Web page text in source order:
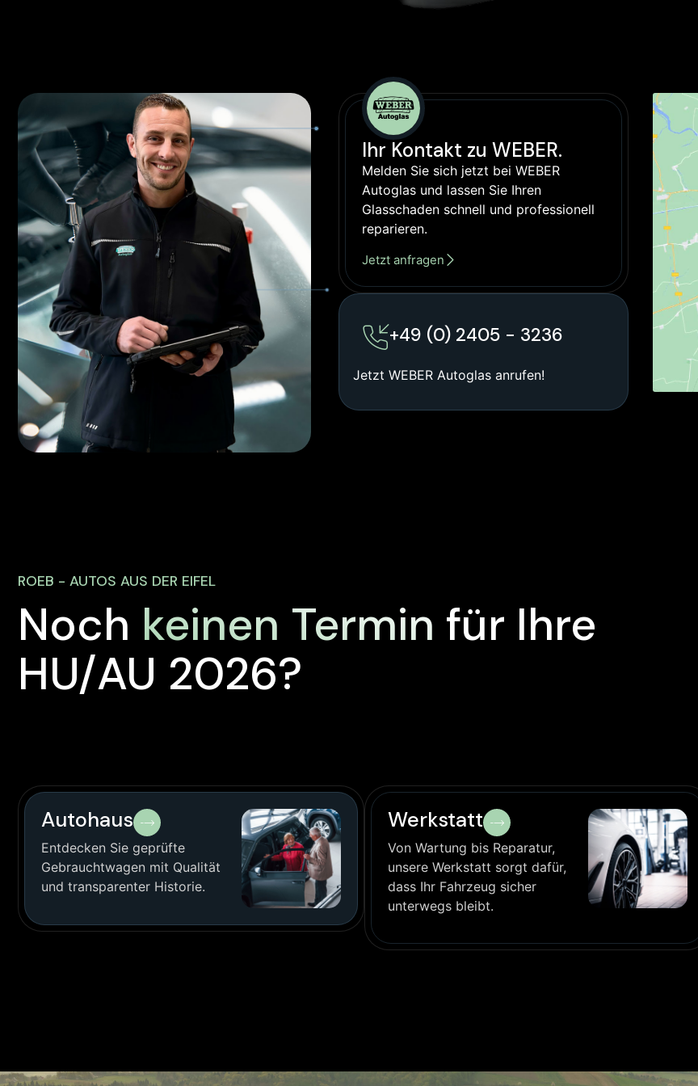
Ihr Kontakt zu WEBER.
Melden Sie sich jetzt bei WEBER
Autoglas und lassen Sie Ihren
Glasschaden schnell und professionell
reparieren.
Jetzt anfragen
+49 (0) 2405 - 3236
Jetzt WEBER Autoglas anrufen!
ROEB - AUTOS AUS DER EIFEL
Noch keinen Termin für Ihre
HU/AU 2026?
Autohaus
Entdecken Sie geprüfte
Gebrauchtwagen mit Qualität
und transparenter Historie.
Werkstatt
Von Wartung bis Reparatur,
unsere Werkstatt sorgt dafür,
dass Ihr Fahrzeug sicher
unterwegs bleibt.